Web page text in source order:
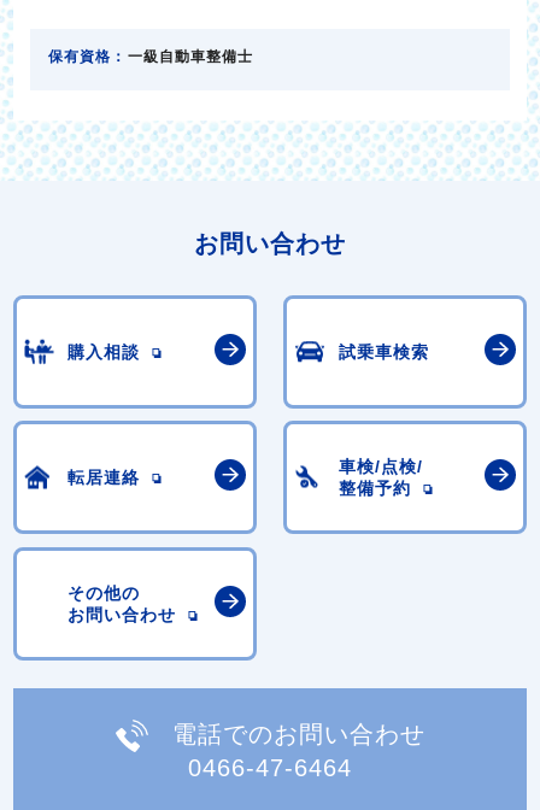
保有資格： 一級自動車整備士
お問い合わせ
購入相談 試乗車検索
転居連絡
車検/点検/
整備予約
その他の
お問い合わせ
電話でのお問い合わせ
0466-47-6464